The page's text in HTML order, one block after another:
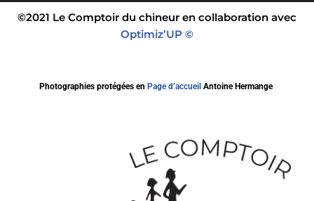
©2021 Le Comptoir du chineur en collaboration avec
Optimiz’UP ©
Photographies protégées en Page d’accueil Antoine Hermange